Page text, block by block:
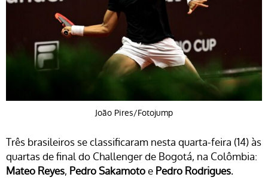
João Pires/Fotojump
Três brasileiros se classificaram nesta quarta-feira (14) às
quartas de final do Challenger de Bogotá, na Colômbia:
Mateo Reyes, Pedro Sakamotoe Pedro Rodrigues.